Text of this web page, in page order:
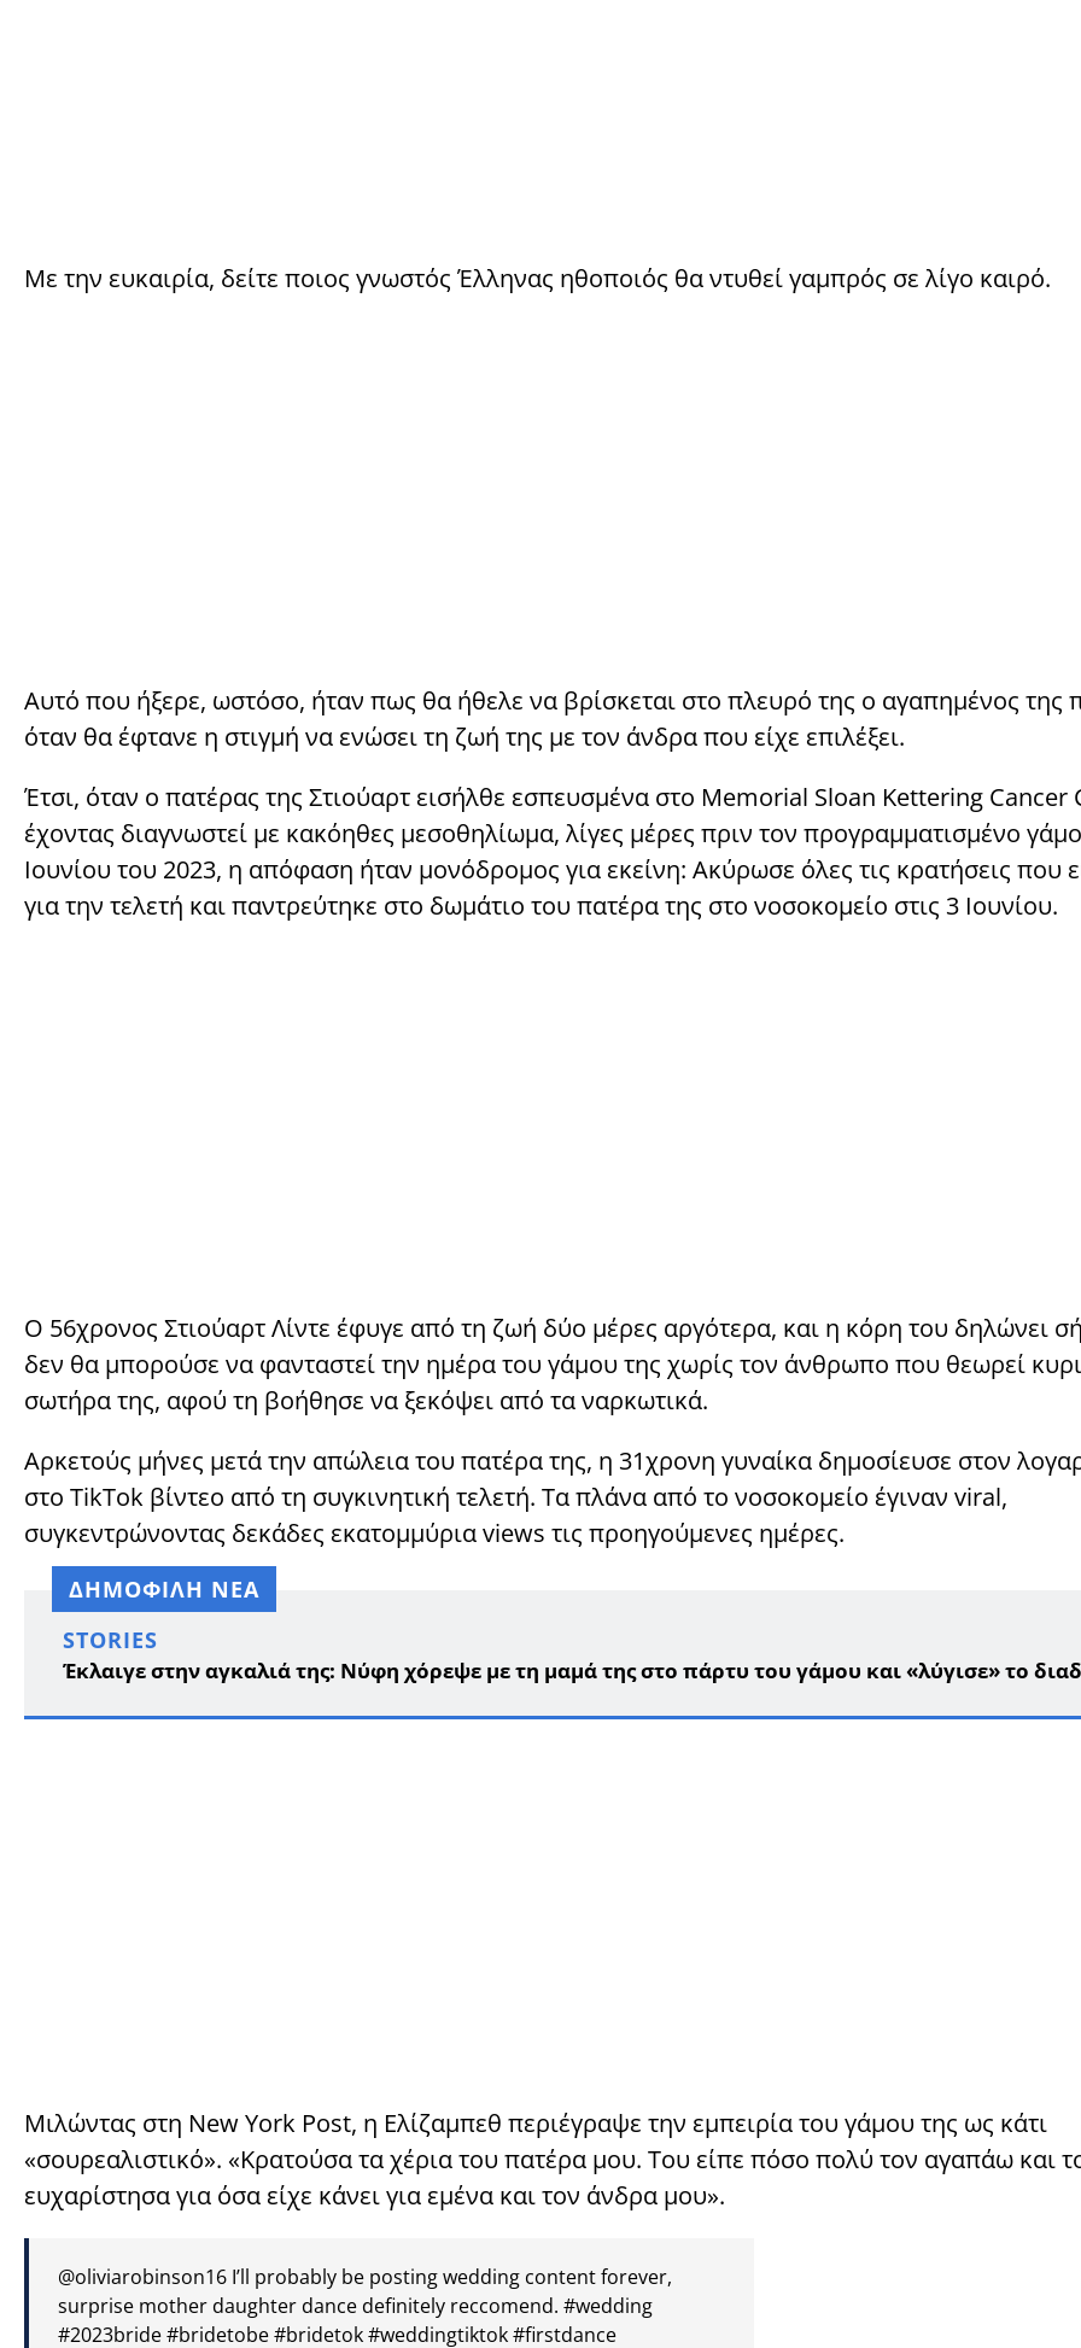
Με την ευκαιρία, δείτε ποιος γνωστός Έλληνας ηθοποιός θα ντυθεί γαμπρός σε λίγο καιρό.
Αυτό που ήξερε, ωστόσο, ήταν πως θα ήθελε να βρίσκεται στο πλευρό της ο αγαπημένος της
όταν θα έφτανε η στιγμή να ενώσει τη ζωή της με τον άνδρα που είχε επιλέξει.
Έτσι, όταν ο πατέρας της Στιούαρτ εισήλθε εσπευσμένα στο Memorial Sloan Kettering Cancer
έχοντας διαγνωστεί με κακόηθες μεσοθηλίωμα, λίγες μέρες πριν τον προγραμματισμένο
Ιουνίου του 2023, η απόφαση ήταν μονόδρομος για εκείνη: Ακύρωσε όλες τις κρατήσεις που
για την τελετή και παντρεύτηκε στο δωμάτιο του πατέρα της στο νοσοκομείο στις 3 Ιουνίου.
Ο 56χρονος Στιούαρτ Λίντε έφυγε από τη ζωή δύο μέρες αργότερα, και η κόρη του δηλώνει
δεν θα μπορούσε να φανταστεί την ημέρα του γάμου της χωρίς τον άνθρωπο που θεωρεί
σωτήρα της, αφού τη βοήθησε να ξεκόψει από τα ναρκωτικά.
Αρκετούς μήνες μετά την απώλεια του πατέρα της, η 31χρονη γυναίκα δημοσίευσε στον
στο TikTok βίντεο από τη συγκινητική τελετή. Τα πλάνα από το νοσοκομείο έγιναν viral,
συγκεντρώνοντας δεκάδες εκατομμύρια views τις προηγούμενες ημέρες.
ΔΗΜΟΦΙΛΗ ΝΕΑ
STORIES
Έκλαιγε στην αγκαλιά της: Νύφη χόρεψε με τη μαμά της στο πάρτυ του γάμου και «λύγισε» το
Μιλώντας στη New York Post, η Ελίζαμπεθ περιέγραψε την εμπειρία του γάμου της ως κάτι
«σουρεαλιστικό». «Κρατούσα τα χέρια του πατέρα μου. Του είπε πόσο πολύ τον αγαπάω και
ευχαρίστησα για όσα είχε κάνει για εμένα και τον άνδρα μου».
@oliviarobinson16 I’ll probably be posting wedding content forever,
surprise mother daughter dance definitely reccomend. #wedding
#2023bride#bridetobe#bridetok#weddingtiktok#firstdance